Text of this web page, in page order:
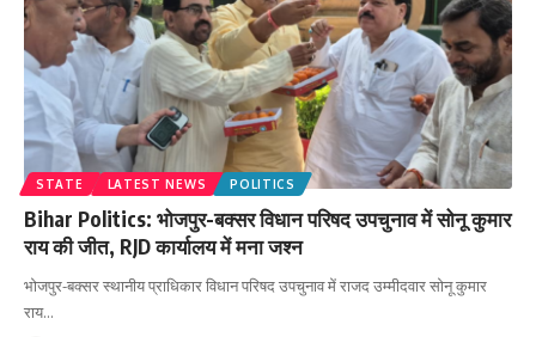
STATE LATEST NEWS POLITICS
Bihar Politics: भोजपुर-बक्सर विधान परिषद उपचुनाव में सोनू कुमार
राय की जीत, RJD कार्यालय में मना जश्न
भोजपुर-बक्सर स्थानीय प्राधिकार विधान परिषद उपचुनाव में राजद उम्मीदवार सोनू कुमार
राय…